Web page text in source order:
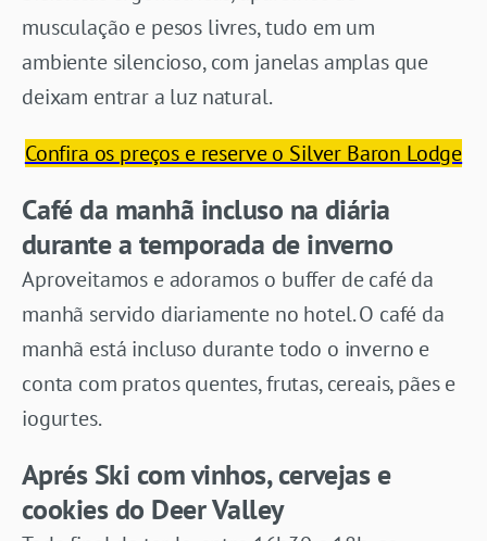
musculação e pesos livres, tudo em um
ambiente silencioso, com janelas amplas que
deixam entrar a luz natural.
Confira os preços e reserve o Silver Baron Lodge
Café da manhã incluso na diária
durante a temporada de inverno
Aproveitamos e adoramos o buffer de café da
manhã servido diariamente no hotel. O café da
manhã está incluso durante todo o inverno e
conta com pratos quentes, frutas, cereais, pães e
iogurtes.
Aprés Ski com vinhos, cervejas e
cookies do Deer Valley